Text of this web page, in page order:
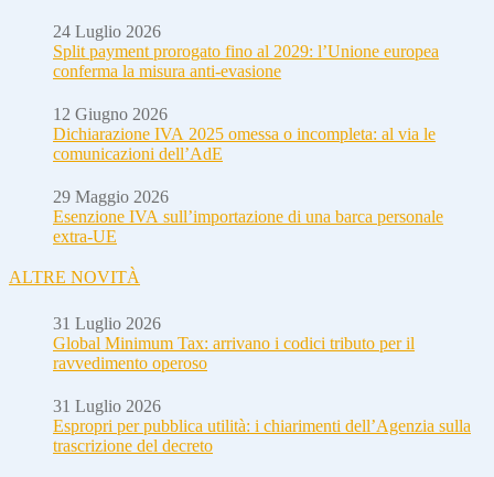
24 Luglio 2026
Split payment prorogato fino al 2029: l’Unione europea
conferma la misura anti-evasione
12 Giugno 2026
Dichiarazione IVA 2025 omessa o incompleta: al via le
comunicazioni dell’AdE
29 Maggio 2026
Esenzione IVA sull’importazione di una barca personale
extra-UE
ALTRE NOVITÀ
31 Luglio 2026
Global Minimum Tax: arrivano i codici tributo per il
ravvedimento operoso
31 Luglio 2026
Espropri per pubblica utilità: i chiarimenti dell’Agenzia sulla
trascrizione del decreto